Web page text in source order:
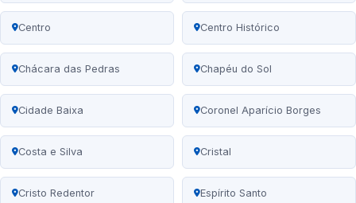
Centro Centro Histórico
Chácara das Pedras Chapéu do Sol
Cidade Baixa Coronel Aparício Borges
Costa e Silva Cristal
Cristo Redentor Espírito Santo